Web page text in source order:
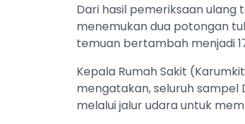
Dari hasil pemeriksaan
menemukan dua potongan
temuan bertambah menjadi
Kepala Rumah Sakit
mengatakan, seluruh sampel
melalui jalur udara untuk